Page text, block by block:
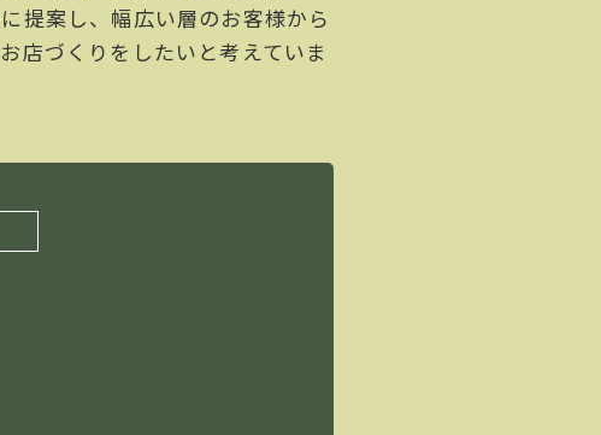
案し、幅広い層のお客様から
店づくりをしたいと考えていま